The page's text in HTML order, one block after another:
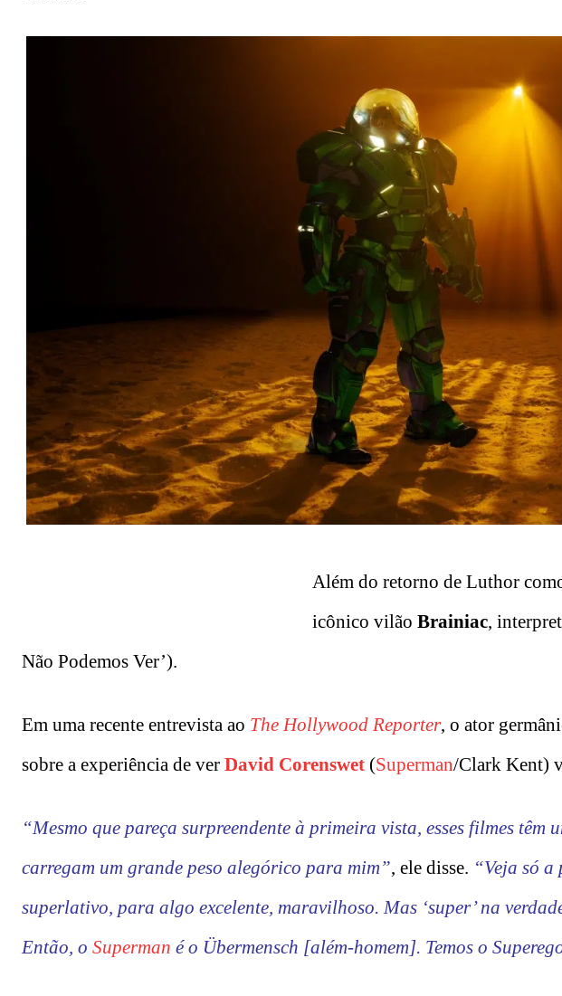
Além do retorno de Luthor
icônico vilão Brainiac,
Não Podemos Ver’).
Em uma recente entrevista ao The Hollywood Reporter, o ator
sobre a experiência de ver David Corenswet (Superman/Clark Kent)
“Mesmo que pareça surpreendente à primeira vista, esses filmes
carregam um grande peso alegórico para mim”, ele disse. “Veja só
superlativo, para algo excelente, maravilhoso. Mas ‘super’ na
Então, o Superman é o Übermensch [além-homem]. Temos o